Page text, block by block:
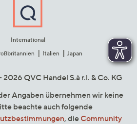
International
Italien Japan
QVC Handel S.à r.l. & Co. KG
Angaben übernehmen wir keine
beachte auch folgende
, die Community